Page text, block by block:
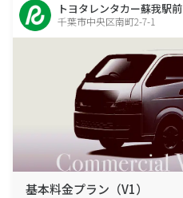
トヨタレンタカー蘇我駅前
千葉市中央区南町2-7-1
基本料金プラン（V1）